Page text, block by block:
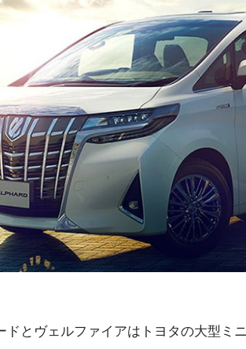
ドとヴェルファイアはトヨタの大型ミ